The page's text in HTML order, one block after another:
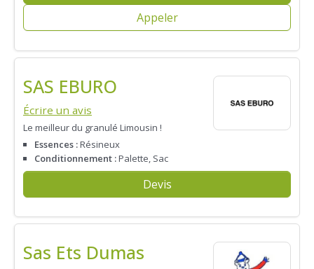
Appeler
SAS EBURO
Écrire un avis
Le meilleur du granulé Limousin !
Essences :Résineux
Conditionnement :Palette, Sac
Devis
Sas Ets Dumas